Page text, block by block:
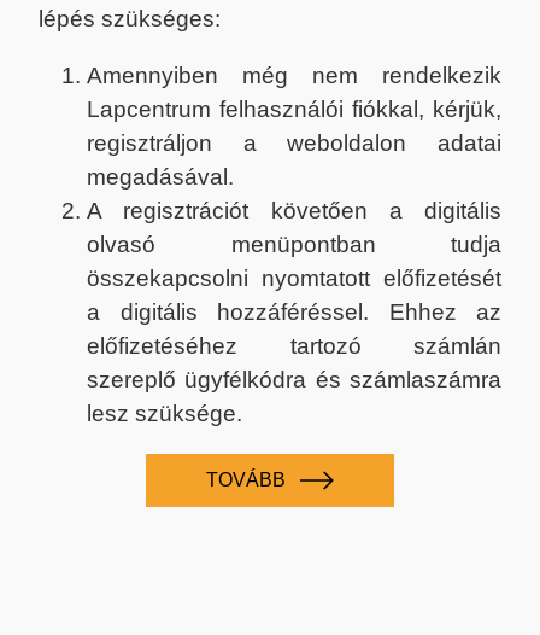
lépés szükséges:
Amennyiben még nem rendelkezik
Lapcentrum felhasználói fiókkal, kérjük,
regisztráljon a weboldalon adatai
megadásával.
A regisztrációt követően a digitális
olvasó menüpontban tudja
összekapcsolni nyomtatott előfizetését
a digitális hozzáféréssel. Ehhez az
előfizetéséhez tartozó számlán
szereplő ügyfélkódra és számlaszámra
lesz szüksége.
TOVÁBB